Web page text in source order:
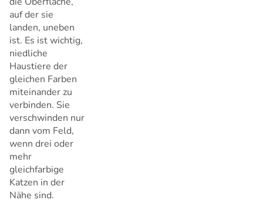
auf der sie
landen, uneben
ist. Es ist wichtig,
niedliche
Haustiere der
gleichen Farben
miteinander zu
verbinden. Sie
verschwinden nur
dann vom Feld,
wenn drei oder
mehr
gleichfarbige
Katzen in der
Nähe sind.